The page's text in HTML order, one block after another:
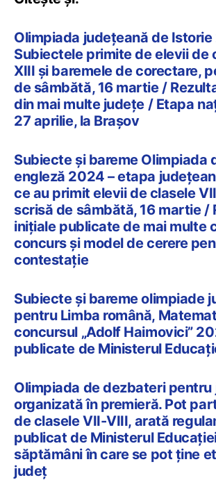
Olimpiada județeană de
Subiectele primite de elevii de
XIII și baremele de corectare,
de sâmbătă, 16 martie /
din mai multe județe / Etapa
27 aprilie, la Brașov
Subiecte și bareme Olimpiada
engleză 2024 – etapa
ce au primit elevii de clasele
scrisă de sâmbătă, 16 martie /
inițiale publicate de mai multe
concurs și model de cerere
contestație
Subiecte și bareme olimpiade
pentru Limba română,
concursul „Adolf Haimovici”
publicate de Ministerul
Olimpiada de dezbateri
organizată în premieră. Pot
de clasele VII-VIII, arată
publicat de Ministerul
săptămâni în care se pot ține
județ